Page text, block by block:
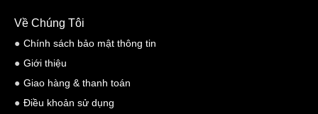
Về Chúng Tôi
Chính sách bảo mật thông tin
Giới thiệu
Giao hàng & thanh toán
Điều khoản sử dụng